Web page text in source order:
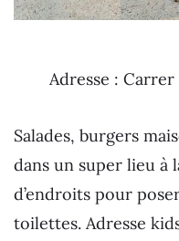
Adresse :
Salades, burgers
dans un super lieu à
d’endroits pour
toilettes. Adresse